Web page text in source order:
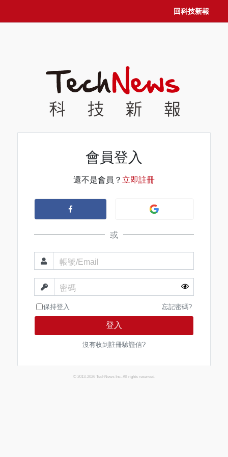
回科技新報
會員登入
還不是會員？ 立即註冊
或
帳號/Email
密碼
保持登入 忘記密碼?
登入
沒有收到註冊驗證信?
© 2013-2026 TechNews Inc. All rights reserved.